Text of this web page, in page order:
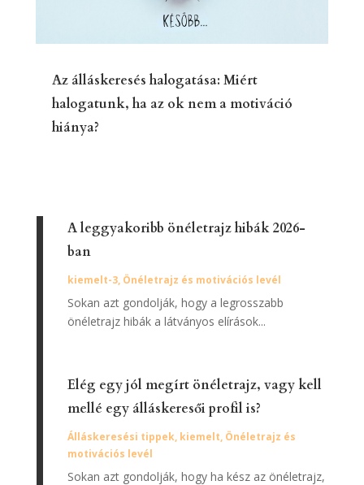
Az álláskeresés halogatása: Miért
halogatunk, ha az ok nem a motiváció
hiánya?
A leggyakoribb önéletrajz hibák 2026-
ban
kiemelt-3, Önéletrajz és motivációs levél
Sokan azt gondolják, hogy a legrosszabb
önéletrajz hibák a látványos elírások...
Elég egy jól megírt önéletrajz, vagy kell
mellé egy álláskeresői profil is?
Álláskeresési tippek, kiemelt, Önéletrajz és
motivációs levél
Sokan azt gondolják, hogy ha kész az önéletrajz,